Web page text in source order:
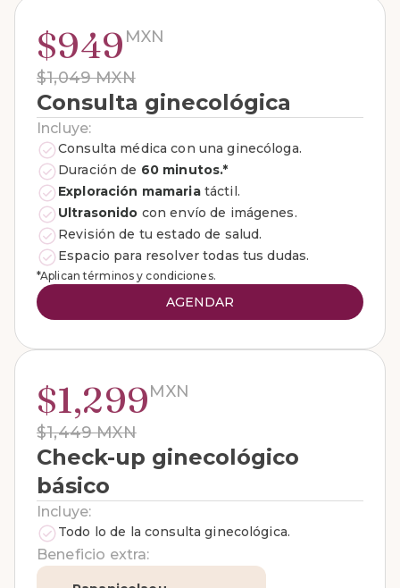
$949 MXN
$1,049 MXN
Consulta ginecológica
Incluye:
Consulta médica con una ginecóloga.
Duración de 60 minutos.*
Exploración mamariatáctil.
Ultrasonido con envío de imágenes.
Revisión de tu estado de salud.
Espacio para resolver todas tus dudas.
*Aplican términos y condiciones.
AGENDAR
$1,299MXN
$1,449 MXN
Check-up ginecológico
básico
Incluye:
Todo lo de la consulta ginecológica.
Beneficio extra: